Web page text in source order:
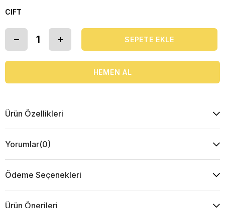
CIFT
Ürün Özellikleri
Yorumlar(0)
Ödeme Seçenekleri
Ürün Önerileri